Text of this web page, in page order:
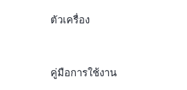
ตัวเครื่อง
คู่มือการใช้งาน